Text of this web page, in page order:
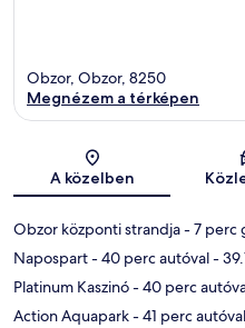
Obzor, Obzor, 8250
Megnézem a térképen
A közelben
Obzor központi strandja- 7 perc
Napospart- 40 perc autóval-
Platinum Kaszinó- 40 perc
Action Aquapark- 41 perc autóval